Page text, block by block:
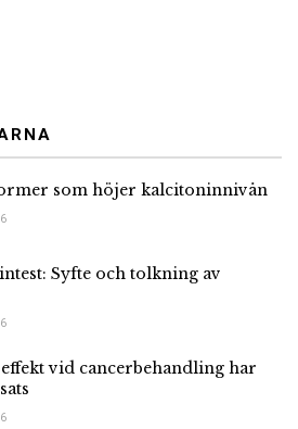
som höjer kalcitoninnivån
Syfte och tolkning av
vid cancerbehandling har